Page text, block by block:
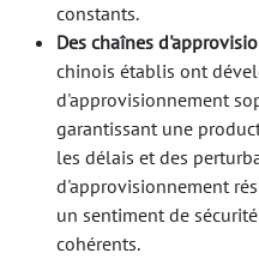
constants.
Des chaînes
chinois établis ont
d'approvisionnement
garantissant une
les délais et des
d'approvisionnement
un sentiment de
cohérents.